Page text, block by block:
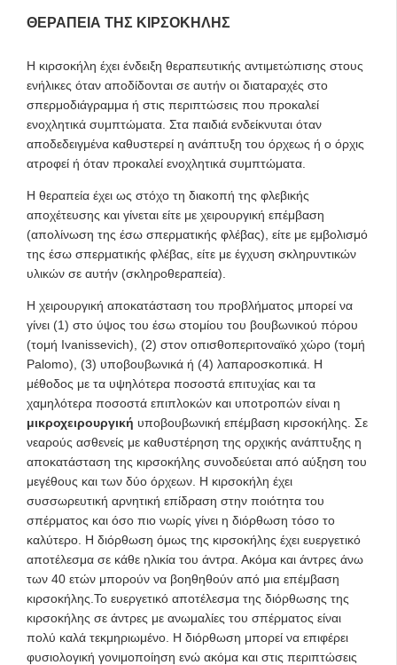
ΘΕΡΑΠΕΙΑ ΤΗΣ ΚΙΡΣΟΚΗΛΗΣ
Η κιρσοκήλη έχει ένδειξη θεραπευτικής αντιμετώπισης στους
ενήλικες όταν αποδίδονται σε αυτήν οι διαταραχές στο
σπερμοδιάγραμμα ή στις περιπτώσεις που προκαλεί
ενοχλητικά συμπτώματα. Στα παιδιά ενδείκνυται όταν
αποδεδειγμένα καθυστερεί η ανάπτυξη του όρχεως ή ο όρχις
ατροφεί ή όταν προκαλεί ενοχλητικά συμπτώματα.
Η θεραπεία έχει ως στόχο τη διακοπή της φλεβικής
αποχέτευσης και γίνεται είτε με χειρουργική επέμβαση
(απολίνωση της έσω σπερματικής φλέβας), είτε με εμβολισμό
της έσω σπερματικής φλέβας, είτε με έγχυση σκληρυντικών
υλικών σε αυτήν (σκληροθεραπεία).
Η χειρουργική αποκατάσταση του προβλήματος μπορεί να
γίνει (1) στο ύψος του έσω στομίου του βουβωνικού πόρου
(τομή Ivanissevich), (2) στον οπισθοπεριτοναϊκό χώρο (τομή
Palomo), (3) υποβουβωνικά ή (4) λαπαροσκοπικά. Η
μέθοδος με τα υψηλότερα ποσοστά επιτυχίας και τα
χαμηλότερα ποσοστά επιπλοκών και υποτροπών είναι η
μικροχειρουργική υποβουβωνική επέμβαση κιρσοκήλης. Σε
νεαρούς ασθενείς με καθυστέρηση της ορχικής ανάπτυξης η
αποκατάσταση της κιρσοκήλης συνοδεύεται από αύξηση του
μεγέθους και των δύο όρχεων. Η κιρσοκήλη έχει
συσσωρευτική αρνητική επίδραση στην ποιότητα του
σπέρματος και όσο πιο νωρίς γίνει η διόρθωση τόσο το
καλύτερο. Η διόρθωση όμως της κιρσοκήλης έχει ευεργετικό
αποτέλεσμα σε κάθε ηλικία του άντρα. Ακόμα και άντρες άνω
των 40 ετών μπορούν να βοηθηθούν από μια επέμβαση
κιρσοκήλης.Το ευεργετικό αποτέλεσμα της διόρθωσης της
κιρσοκήλης σε άντρες με ανωμαλίες του σπέρματος είναι
πολύ καλά τεκμηριωμένο. Η διόρθωση μπορεί να επιφέρει
φυσιολογική γονιμοποίηση ενώ ακόμα και στις περιπτώσεις